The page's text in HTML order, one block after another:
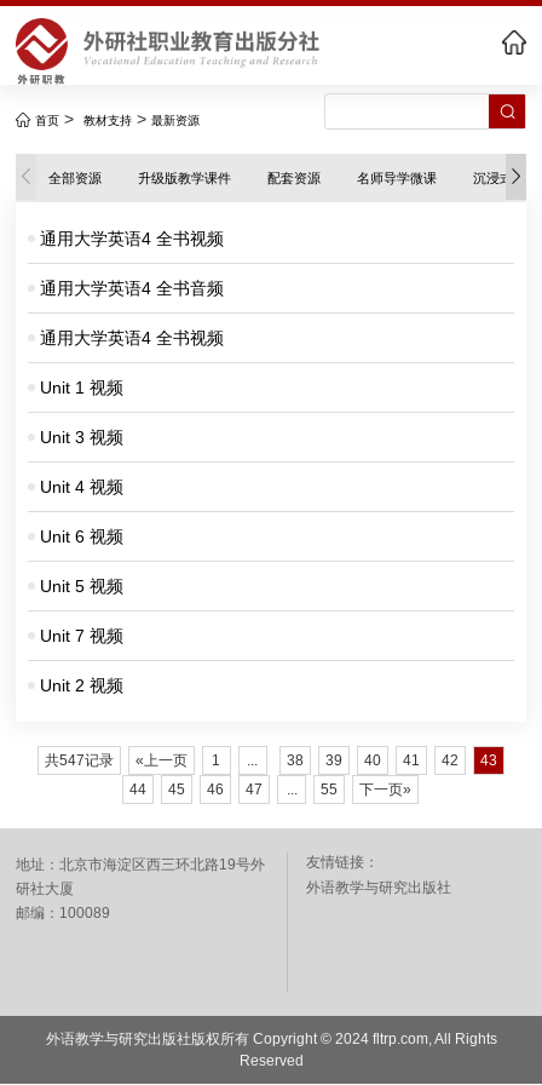
首页 > 教材支持 > 最新资源
全部资源 升级版教学课件 配套资源 名师导学微课 沉浸式伴
通用大学英语4 全书视频
通用大学英语4 全书音频
通用大学英语4 全书视频
Unit 1 视频
Unit 3 视频
Unit 4 视频
Unit 6 视频
Unit 5 视频
Unit 7 视频
Unit 2 视频
共547记录 «上一页 1 ... 38 39 40 41 42
43
44
45 46 47 ... 55 下一页»
地址：北京市海淀区西三环北路19号外
研社大厦
邮编：100089
友情链接：
外语教学与研究出版社
外语教学与研究出版社版权所有 Copyright © 2024 fltrp.com, All Rights
Reserved